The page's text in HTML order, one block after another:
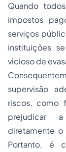
Quando
impostos
serviços
instituições
vicioso de
supervisão
riscos, como
prejudicar
diretamente o
Portanto, é